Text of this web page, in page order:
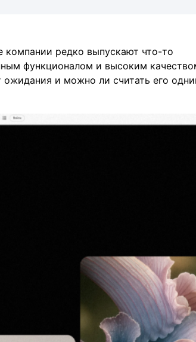
редко выпускают что-то
функционалом и высоким
ожидания и можно ли считать его